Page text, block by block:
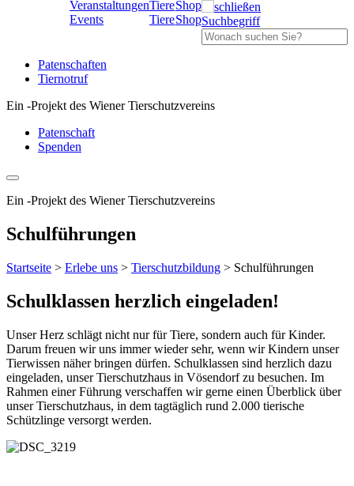
Events TiereShopSuchbegriff
Patenschaften
Tiernotruf
Ein -Projekt des Wiener Tierschutzvereins
Patenschaft
Spenden
Ein -Projekt des Wiener Tierschutzvereins
Schulführungen
Startseite > Erlebe uns > Tierschutzbildung > Schulführungen
Schulklassen herzlich eingeladen!
Unser Herz schlägt nicht nur für Tiere, sondern auch für Kinder.
Darum freuen wir uns immer wieder sehr, wenn wir Kindern unser
Tierwissen näher bringen dürfen. Schulklassen sind herzlich dazu
eingeladen, unser Tierschutzhaus in Vösendorf zu besuchen. Im
Rahmen einer Führung verschaffen wir gerne einen Überblick über
unser Tierschutzhaus, in dem tagtäglich rund 2.000 tierische
Schützlinge versorgt werden.